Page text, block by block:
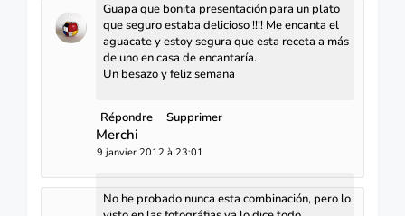
Guapa que bonita presentación para un plato
que seguro estaba delicioso !!!! Me encanta el
aguacate y estoy segura que esta receta a más
de uno en casa de encantaría.
Un besazo y feliz semana
Répondre Supprimer
Merchi
9 janvier 2012 à 23:01
No he probado nunca esta combinación, pero lo